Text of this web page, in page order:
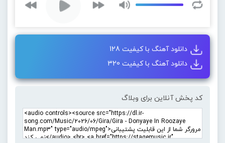
دانلود آهنگ با کیفیت 128
دانلود آهنگ با کیفیت 320
کد پخش آنلاین برای وبلاگ